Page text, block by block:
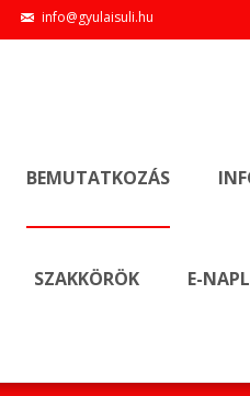
info@gyulaisuli.hu
BEMUTATKOZÁS
SZAKKÖRÖK E-